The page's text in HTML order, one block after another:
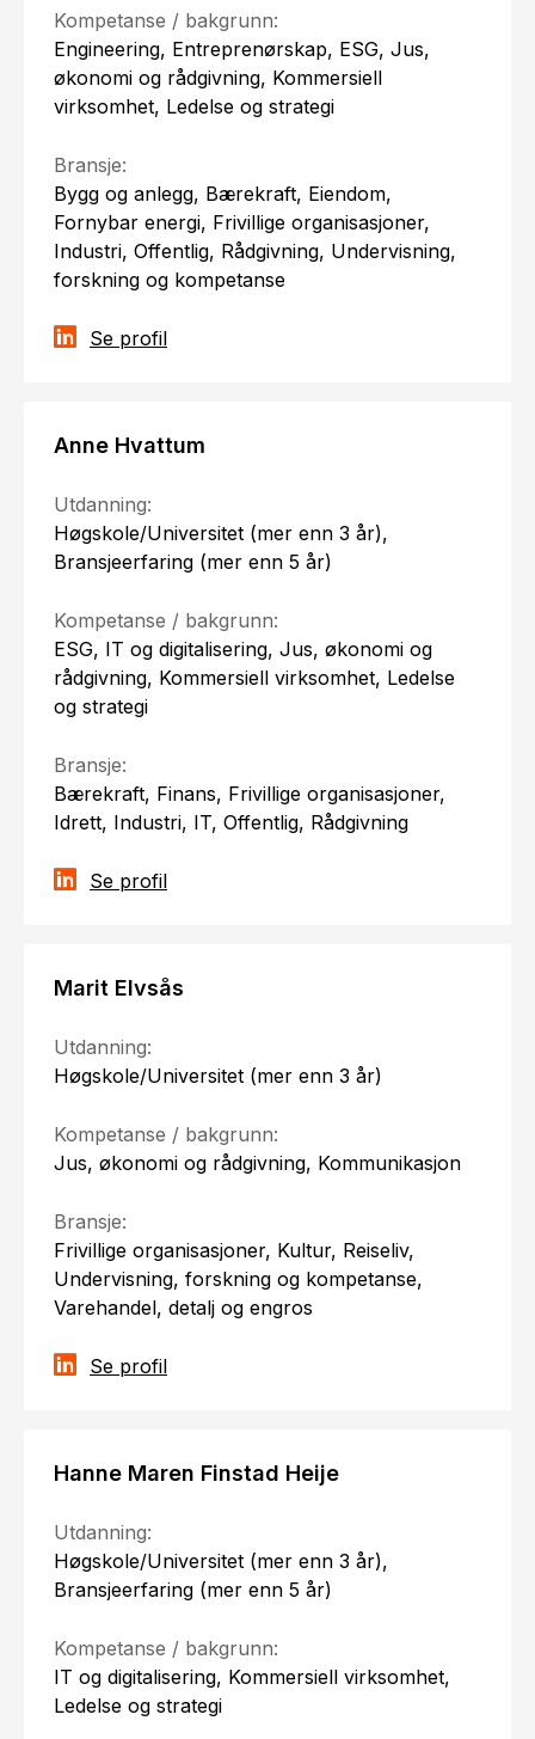
Kompetanse / bakgrunn:
Engineering, Entreprenørskap, ESG, Jus,
økonomi og rådgivning, Kommersiell
virksomhet, Ledelse og strategi
Bransje:
Bygg og anlegg, Bærekraft, Eiendom,
Fornybar energi, Frivillige organisasjoner,
Industri, Offentlig, Rådgivning, Undervisning,
forskning og kompetanse
Se profil
Anne Hvattum
Utdanning:
Høgskole/Universitet (mer enn 3 år),
Bransjeerfaring (mer enn 5 år)
Kompetanse / bakgrunn:
ESG, IT og digitalisering, Jus, økonomi og
rådgivning, Kommersiell virksomhet, Ledelse
og strategi
Bransje:
Bærekraft, Finans, Frivillige organisasjoner,
Idrett, Industri, IT, Offentlig, Rådgivning
Se profil
Marit Elvsås
Utdanning:
Høgskole/Universitet (mer enn 3 år)
Kompetanse / bakgrunn:
Jus, økonomi og rådgivning, Kommunikasjon
Bransje:
Frivillige organisasjoner, Kultur, Reiseliv,
Undervisning, forskning og kompetanse,
Varehandel, detalj og engros
Se profil
Hanne Maren Finstad Heije
Utdanning:
Høgskole/Universitet (mer enn 3 år),
Bransjeerfaring (mer enn 5 år)
Kompetanse / bakgrunn:
IT og digitalisering, Kommersiell virksomhet,
Ledelse og strategi